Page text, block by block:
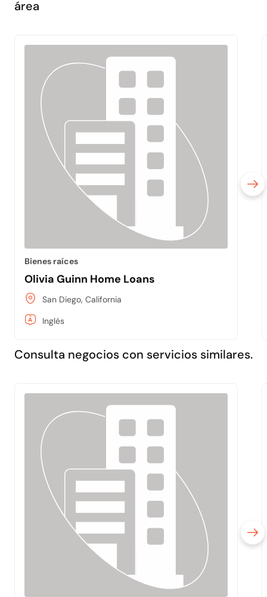
área
Bienes raíces
Olivia Guinn Home Loans
San Diego, California
Inglés
Consulta negocios con servicios similares.